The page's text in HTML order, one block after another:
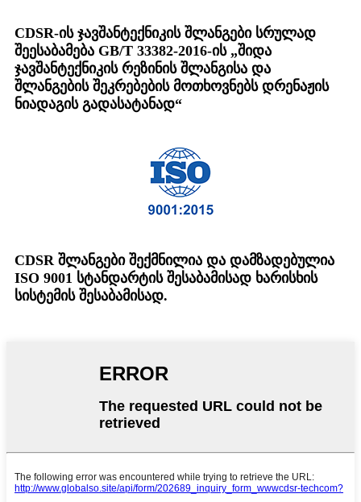
CDSR-ის ჯავშანტექნიკის შლანგები სრულად
შეესაბამება GB/T 33382-2016-ის „შიდა
ჯავშანტექნიკის რეზინის შლანგისა და
შლანგების შეკრებების მოთხოვნებს დრენაჟის
ნიადაგის გადასატანად“
CDSR შლანგები შექმნილია და დამზადებულია
ISO 9001 სტანდარტის შესაბამისად ხარისხის
სისტემის შესაბამისად.